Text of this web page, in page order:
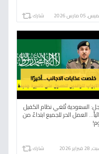
مارس 2026 شارك
السعودية تُلغي نظام الكفيل
العمل الحر للجميع ابتداءً من
2026 شارك